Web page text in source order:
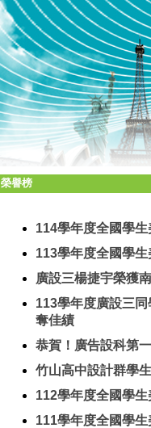
榮譽榜
114學年度全國學
113學年度全國學
廣設三楊捷宇榮獲
113學年度廣設三
奪佳績
恭賀！廣告設科第
竹山高中設計群學
112學年度全國學
111學年度全國學